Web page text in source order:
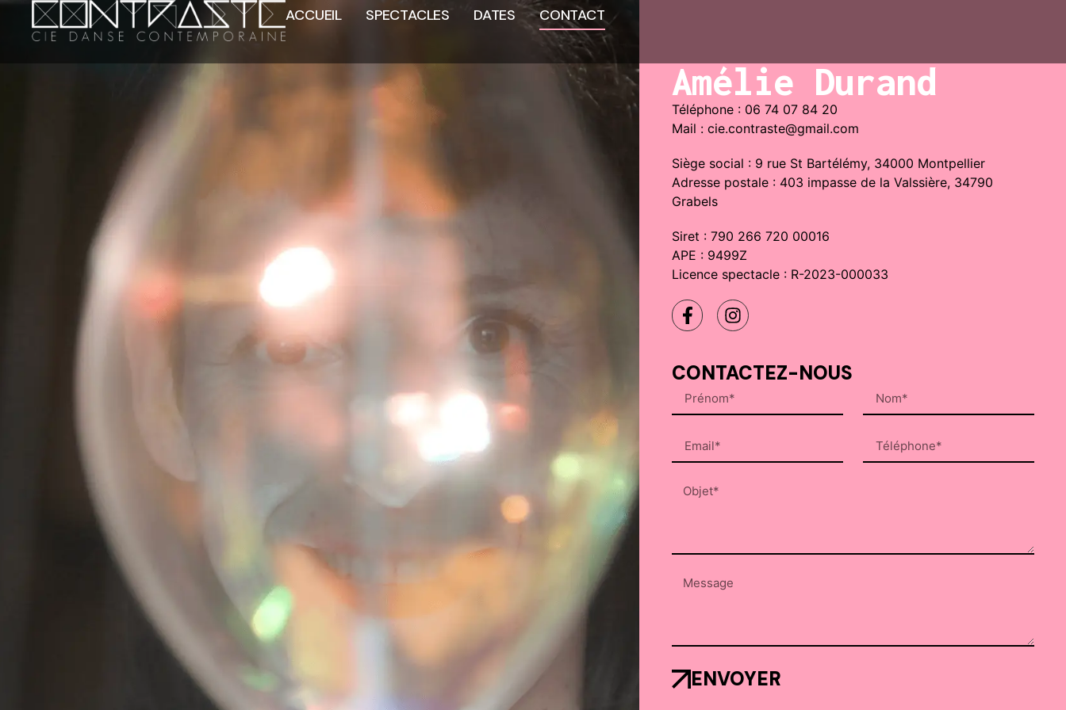
ACCUEIL SPECTACLES DATES CONTACT
Amélie Durand
Téléphone : 06 74 07 84 20
Mail : cie.contraste@gmail.com
Siège social : 9 rue St Bartélémy, 34000 Montpellier
Adresse postale : 403 impasse de la Valssière, 34790
Grabels
Siret : 790 266 720 00016
APE : 9499Z
Licence spectacle : R-2023-000033
CONTACTEZ-NOUS
ENVOYER